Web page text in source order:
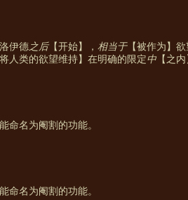
伊德之后【开始】， 相当于【被作为】
人类的欲望维持】在明确的限定中 【之
命名为阉割的功能。
命名为阉割的功能。